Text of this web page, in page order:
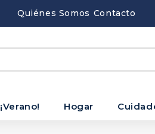
Quiénes Somos Contacto
¡Verano! Hogar